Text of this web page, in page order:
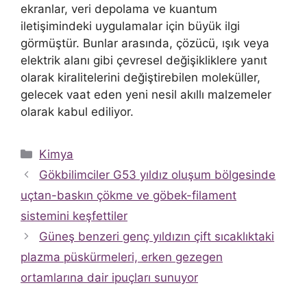
ekranlar, veri depolama ve kuantum
iletişimindeki uygulamalar için büyük ilgi
görmüştür. Bunlar arasında, çözücü, ışık veya
elektrik alanı gibi çevresel değişikliklere yanıt
olarak kiralitelerini değiştirebilen moleküller,
gelecek vaat eden yeni nesil akıllı malzemeler
olarak kabul ediliyor.
Kategoriler
Kimya
Gökbilimciler G53 yıldız oluşum bölgesinde
uçtan-baskın çökme ve göbek-filament
sistemini keşfettiler
Güneş benzeri genç yıldızın çift sıcaklıktaki
plazma püskürmeleri, erken gezegen
ortamlarına dair ipuçları sunuyor